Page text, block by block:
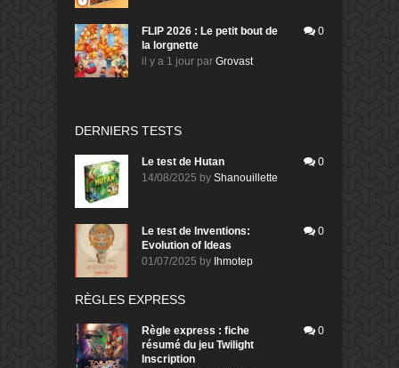
FLIP 2026 : Le petit bout de
la lorgnette
il y a 1 jour par Grovast
0
DERNIERS TESTS
Le test de Hutan
14/08/2025 by Shanouillette
0
Le test de Inventions:
Evolution of Ideas
01/07/2025 by Ihmotep
0
RÈGLES EXPRESS
Règle express : fiche
résumé du jeu Twilight
Inscription
0